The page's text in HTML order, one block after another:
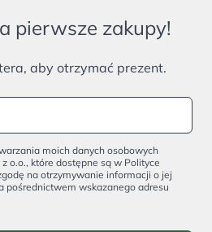
pierwsze zakupy!
aby otrzymać prezent.
moich danych osobowych
o.o., które dostępne są w Polityce
na otrzymywanie informacji o jej
pośrednictwem wskazanego adresu